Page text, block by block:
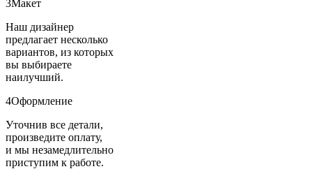
3Макет
Наш дизайнер
предлагает несколько
вариантов, из которых
вы выбираете
наилучший.
4Оформление
Уточнив все детали,
произведите оплату,
и мы незамедлительно
приступим к работе.